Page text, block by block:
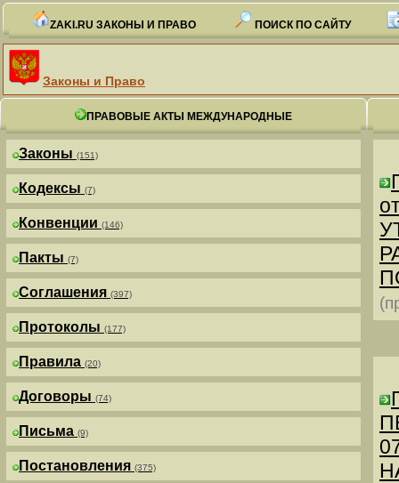
ZAKI.RU ЗАКОНЫ И ПРАВО ПОИСК ПО САЙТУ
Законы и Право
ПРАВОВЫЕ АКТЫ МЕЖДУНАРОДНЫЕ
Законы (151)
Кодексы (7)
Конвенции (146)
Пакты (7)
Соглашения (397)
Протоколы (177)
Правила (20)
Договоры (74)
Письма (9)
Постановления (375)